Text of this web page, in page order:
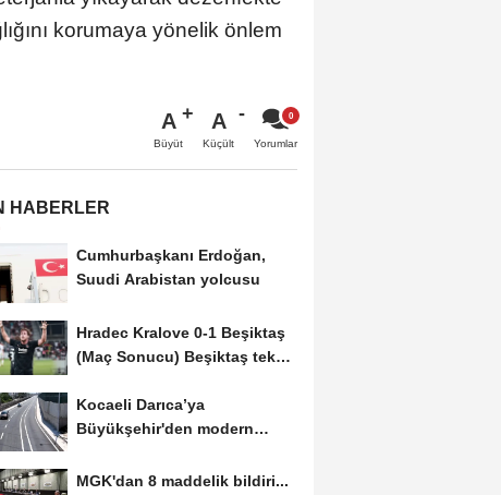
korumaya yönelik önlem
A
Büyüt
A
Küçült Yorumlar
HABERLER
Cumhurbaşkanı Erdoğan,
Suudi Arabistan yolcusu
Hradec Kralove 0-1 Beşiktaş
(Maç Sonucu) Beşiktaş tek
Kocaeli Darıca’ya
Büyükşehir'den modern
MGK'dan 8 maddelik bildiri...